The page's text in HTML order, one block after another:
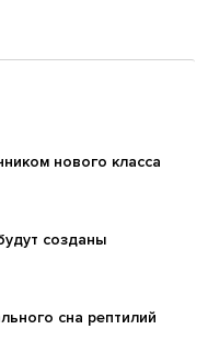
нового класса
созданы
сна рептилий